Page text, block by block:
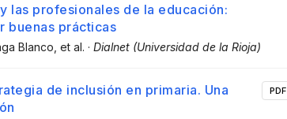
las profesionales de la educación:
buenas prácticas
Blanco , et al. · Dialnet (Universidad de la Rioja)
de inclusión en primaria. Una
PDF